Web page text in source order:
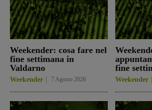
Weekender: cosa fare nel
fine settimana in
Valdarno
Weekender 7 Agosto 2026
fine
Weekender